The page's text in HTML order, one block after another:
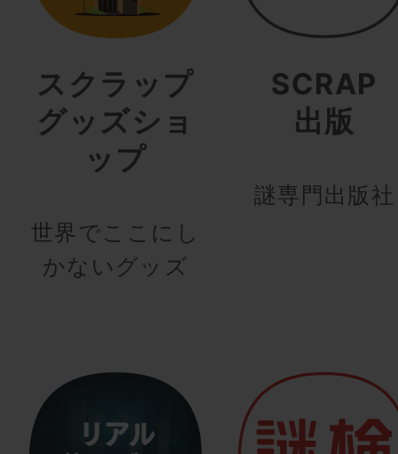
スクラップ
グッズショ
ップ
世界でここにし
かないグッズ
SCRAP
出版
謎専門出版社